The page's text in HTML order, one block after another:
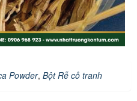
Powder, Bột Rễ cỏ tranh